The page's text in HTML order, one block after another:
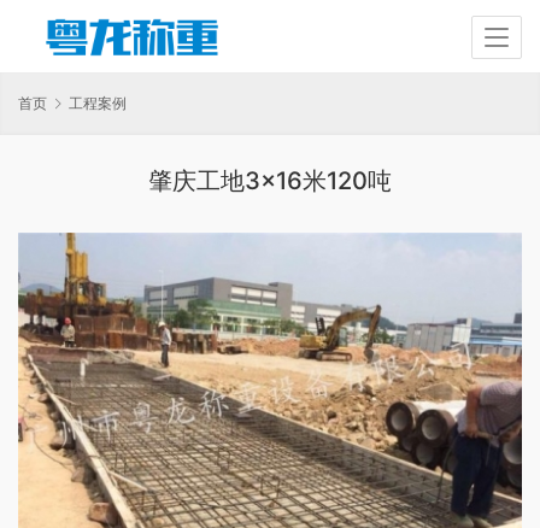
首页 工程案例
肇庆工地3×16米120吨